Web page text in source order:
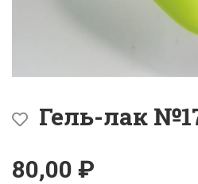
Гель-лак
80,00 ₽